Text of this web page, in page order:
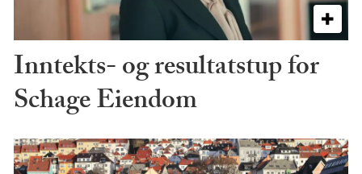
Inntekts- og resultatstup for
Schage Eiendom